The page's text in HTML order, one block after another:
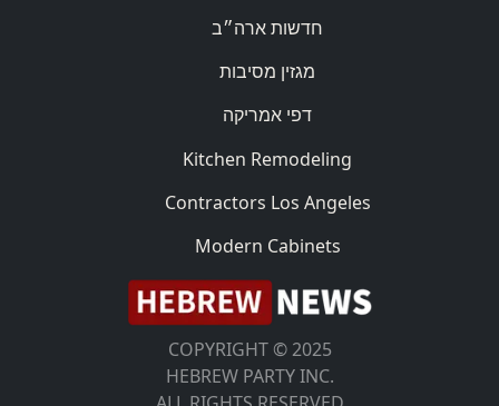
חדשות ארה״ב
מגזין מסיבות
דפי אמריקה
Kitchen Remodeling
Contractors Los Angeles
Modern Cabinets
COPYRIGHT © 2025
HEBREW PARTY INC.